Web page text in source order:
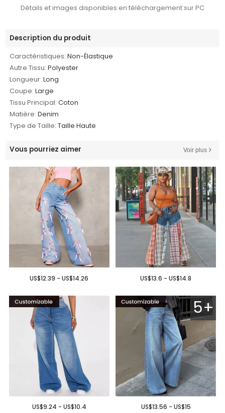
Détails et images disponibles en téléchargement sur PC
Description du produit
Caractéristiques: Non-Élastique
Autre Tissu: Polyester
Longueur: Long
Coupe: Large
Tissu Principal: Coton
Matière: Denim
Type de Taille: Taille Haute
Vous pourriez aimer Voir plus
US$12.39 - US$14.26 US$13.6 - US$14.8
US$9.24 - US$10.4
5+
US$13.56 - US$15